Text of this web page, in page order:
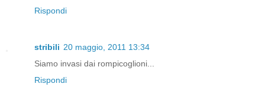
Rispondi
stribili 20 maggio, 2011 13:34
Siamo invasi dai rompicoglioni...
Rispondi